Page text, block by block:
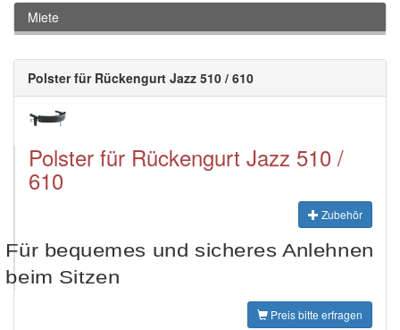
Miete
Polster für Rückengurt Jazz 510 / 610
Polster für Rückengurt Jazz 510 /
610
Zubehör
Für bequemes und sicheres Anlehnen
beim Sitzen
Preis bitte erfragen